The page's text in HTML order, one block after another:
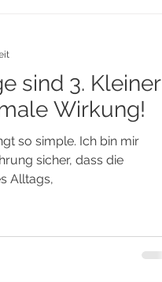
sind 3. Kleiner
Wirkung!
so simple. Ich bin mir
sicher, dass die
Alltags,